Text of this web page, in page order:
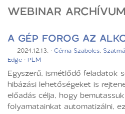
WEBINAR ARCHÍVUM
A GÉP FOROG AZ
2024.12.13. ·Cérna Szabolcs,
Edge · PLM
Egyszerű, ismétlődő feladatok
hibázási lehetőségeket is
előadás célja, hogy
folyamatainkat automatizálni,